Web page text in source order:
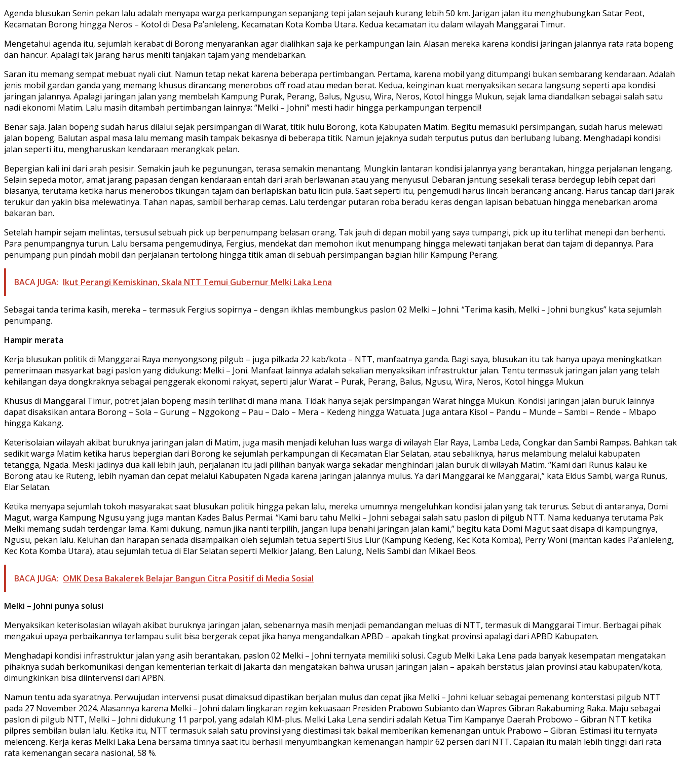
Agenda blusukan Senin pekan lalu adalah menyapa warga perkampungan sepanjang tepi jalan sejauh kurang lebih 50 km. Jarigan jalan itu menghubungkan Satar Peot,
Kecamatan Borong hingga Neros – Kotol di Desa Pa’anleleng, Kecamatan Kota Komba Utara. Kedua kecamatan itu dalam wilayah Manggarai Timur.
Mengetahui agenda itu, sejumlah kerabat di Borong menyarankan agar dialihkan saja ke perkampungan lain. Alasan mereka karena kondisi jaringan jalannya rata rata bopeng
dan hancur. Apalagi tak jarang harus meniti tanjakan tajam yang mendebarkan.
Saran itu memang sempat mebuat nyali ciut. Namun tetap nekat karena beberapa pertimbangan. Pertama, karena mobil yang ditumpangi bukan sembarang kendaraan. Adalah
jenis mobil gardan ganda yang memang khusus dirancang menerobos off road atau medan berat. Kedua, keinginan kuat menyaksikan secara langsung seperti apa kondisi
jaringan jalannya. Apalagi jaringan jalan yang membelah Kampung Purak, Perang, Balus, Ngusu, Wira, Neros, Kotol hingga Mukun, sejak lama diandalkan sebagai salah satu
nadi ekonomi Matim. Lalu masih ditambah pertimbangan lainnya: “Melki – Johni” mesti hadir hingga perkampungan terpencil!
Benar saja. Jalan bopeng sudah harus dilalui sejak persimpangan di Warat, titik hulu Borong, kota Kabupaten Matim. Begitu memasuki persimpangan, sudah harus melewati
jalan bopeng. Balutan aspal masa lalu memang masih tampak bekasnya di beberapa titik. Namun jejaknya sudah terputus putus dan berlubang lubang. Menghadapi kondisi
jalan seperti itu, mengharuskan kendaraan merangkak pelan.
Bepergian kali ini dari arah pesisir. Semakin jauh ke pegunungan, terasa semakin menantang. Mungkin lantaran kondisi jalannya yang berantakan, hingga perjalanan lengang.
Selain sepeda motor, amat jarang papasan dengan kendaraan entah dari arah berlawanan atau yang menyusul. Debaran jantung sesekali terasa berdegup lebih cepat dari
biasanya, terutama ketika harus menerobos tikungan tajam dan berlapiskan batu licin pula. Saat seperti itu, pengemudi harus lincah berancang ancang. Harus tancap dari jarak
terukur dan yakin bisa melewatinya. Tahan napas, sambil berharap cemas. Lalu terdengar putaran roba beradu keras dengan lapisan bebatuan hingga menebarkan aroma
bakaran ban.
Setelah hampir sejam melintas, tersusul sebuah pick up berpenumpang belasan orang. Tak jauh di depan mobil yang saya tumpangi, pick up itu terlihat menepi dan berhenti.
Para penumpangnya turun. Lalu bersama pengemudinya, Fergius, mendekat dan memohon ikut menumpang hingga melewati tanjakan berat dan tajam di depannya. Para
penumpang pun pindah mobil dan perjalanan tertolong hingga titik aman di sebuah persimpangan bagian hilir Kampung Perang.
BACA JUGA: Ikut Perangi Kemiskinan, Skala NTT Temui Gubernur Melki Laka Lena
Sebagai tanda terima kasih, mereka – termasuk Fergius sopirnya – dengan ikhlas membungkus paslon 02 Melki – Johni. “Terima kasih, Melki – Johni bungkus” kata sejumlah
penumpang.
Hampir merata
Kerja blusukan politik di Manggarai Raya menyongsong pilgub – juga pilkada 22 kab/kota – NTT, manfaatnya ganda. Bagi saya, blusukan itu tak hanya upaya meningkatkan
pemerimaan masyarkat bagi paslon yang didukung: Melki – Joni. Manfaat lainnya adalah sekalian menyaksikan infrastruktur jalan. Tentu termasuk jaringan jalan yang telah
kehilangan daya dongkraknya sebagai penggerak ekonomi rakyat, seperti jalur Warat – Purak, Perang, Balus, Ngusu, Wira, Neros, Kotol hingga Mukun.
Khusus di Manggarai Timur, potret jalan bopeng masih terlihat di mana mana. Tidak hanya sejak persimpangan Warat hingga Mukun. Kondisi jaringan jalan buruk lainnya
dapat disaksikan antara Borong – Sola – Gurung – Nggokong – Pau – Dalo – Mera – Kedeng hingga Watuata. Juga antara Kisol – Pandu – Munde – Sambi – Rende – Mbapo
hingga Kakang.
Keterisolaian wilayah akibat buruknya jaringan jalan di Matim, juga masih menjadi keluhan luas warga di wilayah Elar Raya, Lamba Leda, Congkar dan Sambi Rampas. Bahkan tak
sedikit warga Matim ketika harus bepergian dari Borong ke sejumlah perkampungan di Kecamatan Elar Selatan, atau sebaliknya, harus melambung melalui kabupaten
tetangga, Ngada. Meski jadinya dua kali lebih jauh, perjalanan itu jadi pilihan banyak warga sekadar menghindari jalan buruk di wilayah Matim. “Kami dari Runus kalau ke
Borong atau ke Ruteng, lebih nyaman dan cepat melalui Kabupaten Ngada karena jaringan jalannya mulus. Ya dari Manggarai ke Manggarai,” kata Eldus Sambi, warga Runus,
Elar Selatan.
Ketika menyapa sejumlah tokoh masyarakat saat blusukan politik hingga pekan lalu, mereka umumnya mengeluhkan kondisi jalan yang tak terurus. Sebut di antaranya, Domi
Magut, warga Kampung Ngusu yang juga mantan Kades Balus Permai. “Kami baru tahu Melki – Johni sebagai salah satu paslon di pilgub NTT. Nama keduanya terutama Pak
Melki memang sudah terdengar lama. Kami dukung, namun jika nanti terpilih, jangan lupa benahi jaringan jalan kami,” begitu kata Domi Magut saat disapa di kampungnya,
Ngusu, pekan lalu. Keluhan dan harapan senada disampaikan oleh sejumlah tetua seperti Sius Liur (Kampung Kedeng, Kec Kota Komba), Perry Woni (mantan kades Pa’anleleng,
Kec Kota Komba Utara), atau sejumlah tetua di Elar Selatan seperti Melkior Jalang, Ben Lalung, Nelis Sambi dan Mikael Beos.
BACA JUGA: OMK Desa Bakalerek Belajar Bangun Citra Positif di Media Sosial
Melki – Johni punya solusi
Menyaksikan keterisolasian wilayah akibat buruknya jaringan jalan, sebenarnya masih menjadi pemandangan meluas di NTT, termasuk di Manggarai Timur. Berbagai pihak
mengakui upaya perbaikannya terlampau sulit bisa bergerak cepat jika hanya mengandalkan APBD – apakah tingkat provinsi apalagi dari APBD Kabupaten.
Menghadapi kondisi infrastruktur jalan yang asih berantakan, paslon 02 Melki – Johni ternyata memiliki solusi. Cagub Melki Laka Lena pada banyak kesempatan mengatakan
pihaknya sudah berkomunikasi dengan kementerian terkait di Jakarta dan mengatakan bahwa urusan jaringan jalan – apakah berstatus jalan provinsi atau kabupaten/kota,
dimungkinkan bisa diintervensi dari APBN.
Namun tentu ada syaratnya. Perwujudan intervensi pusat dimaksud dipastikan berjalan mulus dan cepat jika Melki – Johni keluar sebagai pemenang konterstasi pilgub NTT
pada 27 November 2024. Alasannya karena Melki – Johni dalam lingkaran regim kekuasaan Presiden Prabowo Subianto dan Wapres Gibran Rakabuming Raka. Maju sebagai
paslon di pilgub NTT, Melki – Johni didukung 11 parpol, yang adalah KIM-plus. Melki Laka Lena sendiri adalah Ketua Tim Kampanye Daerah Probowo – Gibran NTT ketika
pilpres sembilan bulan lalu. Ketika itu, NTT termasuk salah satu provinsi yang diestimasi tak bakal memberikan kemenangan untuk Prabowo – Gibran. Estimasi itu ternyata
melenceng. Kerja keras Melki Laka Lena bersama timnya saat itu berhasil menyumbangkan kemenangan hampir 62 persen dari NTT. Capaian itu malah lebih tinggi dari rata
rata kemenangan secara nasional, 58 %.